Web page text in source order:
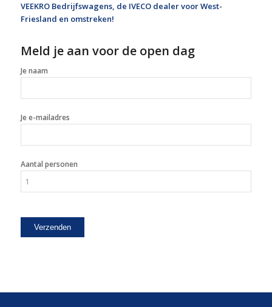
VEEKRO Bedrijfswagens, de IVECO dealer voor West-
Friesland en omstreken!
Meld je aan voor de open dag
Je naam
Je e-mailadres
Aantal personen